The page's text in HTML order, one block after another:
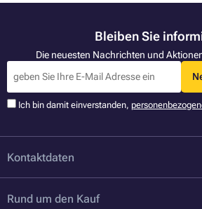
Bleiben Sie
Die neuesten Nachrichten und
Ich bin damit einverstanden,
Kontaktdaten
Rund um den Kauf